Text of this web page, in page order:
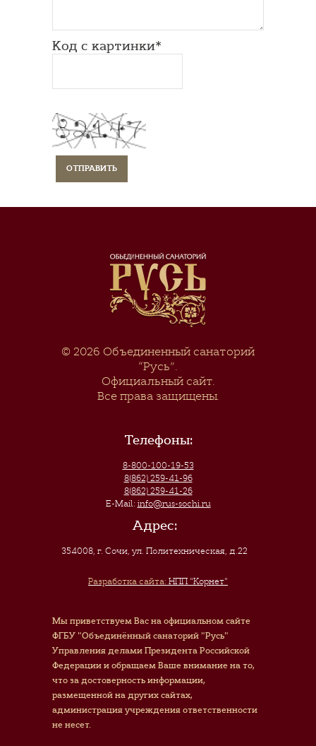
Код с картинки*
© 2026 Объединенный санаторий
“Русь”.
Официальный сайт.
Все права защищены.
Телефоны:
8-800-100-19-53
8(862) 259-41-96
8(862) 259-41-26
E-Mail: info@rus-sochi.ru
Адрес:
354008, г. Сочи,ул. Политехническая, д.22
Разработка сайта: НПП "Корнет"
Мы приветствуем Вас на официальном сайте
ФГБУ "Объединённый санаторий "Русь"
Управления делами Президента Российской
Федерации и обращаем Ваше внимание на то,
что за достоверность информации,
размещенной на других сайтах,
администрация учреждения ответственности
не несет.